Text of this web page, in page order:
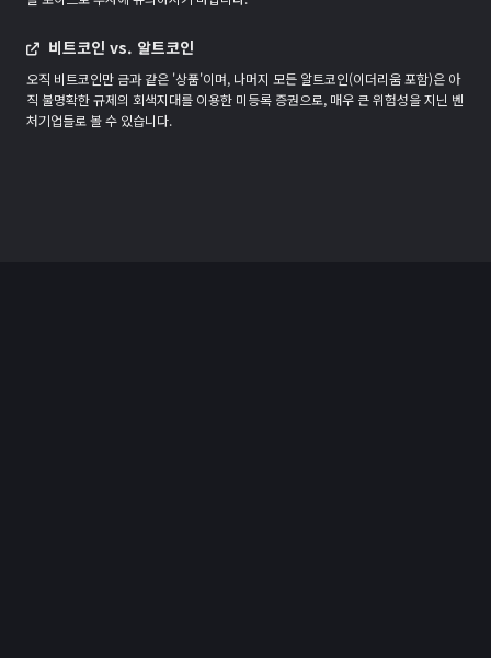
비트코인 vs. 알트코인
오직 비트코인만 금과 같은 '상품'이며, 나머지 모든 알트코인(이더리움 포함)은 아
직 불명확한 규제의 회색지대를 이용한 미등록 증권으로, 매우 큰 위험성을 지닌 벤
처기업들로 볼 수 있습니다.